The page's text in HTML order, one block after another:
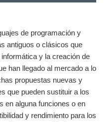
de programación y
antiguos o clásicos que
y la creación de
han llegado al mercado a lo
propuestas nuevas y
que pueden sustituir a los
en alguna funciones o en
y rendimiento para los